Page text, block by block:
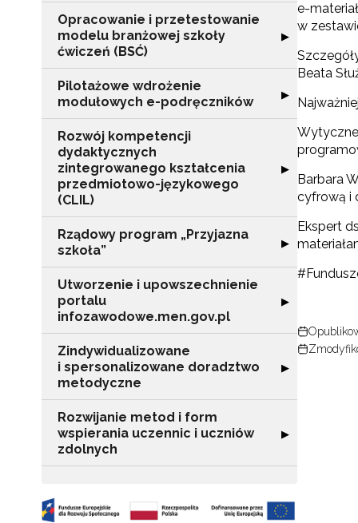
Opracowanie i przetestowanie
modelu branżowej szkoły
ćwiczeń (BSĆ)
Rozwiń sekcję
▶
Pilotażowe wdrożenie
modułowych e-podręczników
Rozwiń sekcję
▶
Rozwój kompetencji
dydaktycznych
zintegrowanego kształcenia
przedmiotowo-językowego
(CLIL)
Rozwiń sekcję
▶
Rządowy program „Przyjazna
szkoła”
Rozwiń sekcję
▶
Utworzenie i upowszechnienie
portalu
infozawodowe.men.gov.pl
Rozwiń sekcję
▶
Zindywidualizowane
i spersonalizowane doradztwo
metodyczne
Rozwiń sekcję
▶
Rozwijanie metod i form
wspierania uczennic i uczniów
zdolnych
Rozwiń sekcję
▶
e-
w
Beata
Barbara
cyfrową i
Ekspert